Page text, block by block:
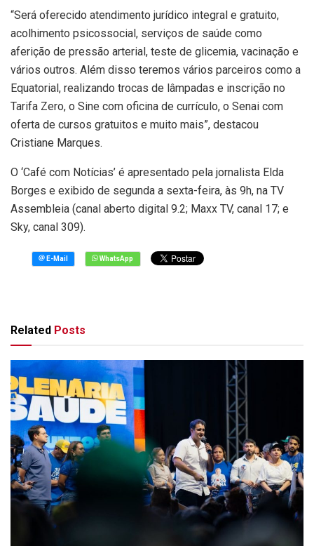
“Será oferecido atendimento jurídico integral e gratuito,
acolhimento psicossocial, serviços de saúde como
aferição de pressão arterial, teste de glicemia, vacinação e
vários outros. Além disso teremos vários parceiros como a
Equatorial, realizando trocas de lâmpadas e inscrição no
Tarifa Zero, o Sine com oficina de currículo, o Senai com
oferta de cursos gratuitos e muito mais”, destacou
Cristiane Marques.
O ‘Café com Notícias’ é apresentado pela jornalista Elda
Borges e exibido de segunda a sexta-feira, às 9h, na TV
Assembleia (canal aberto digital 9.2; Maxx TV, canal 17; e
Sky, canal 309).
Related Posts